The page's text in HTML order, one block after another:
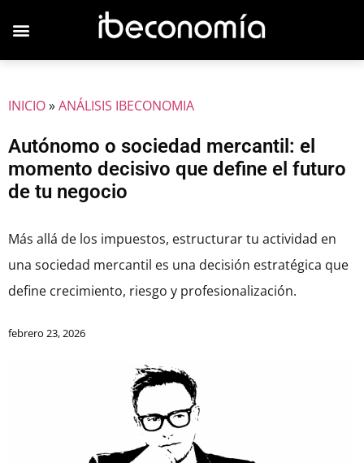
INICIO»ANÁLISIS IBECONOMIA
Autónomo o sociedad mercantil: el
momento decisivo que define el futuro
de tu negocio
Más allá de los impuestos, estructurar tu actividad en
una sociedad mercantil es una decisión estratégica que
define crecimiento, riesgo y profesionalización.
febrero 23, 2026